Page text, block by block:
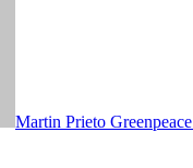
Martin Prieto Greenpeace